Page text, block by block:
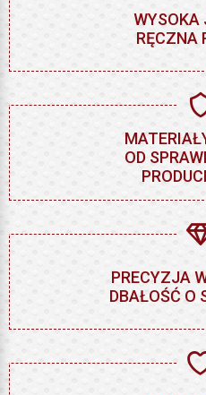
WYSOKA
RĘCZNA
OD
PRECYZJA
DBAŁOŚĆ O